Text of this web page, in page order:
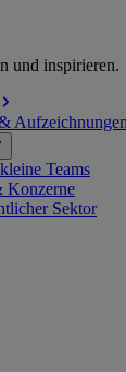
und inspirieren.
Aufzeichnungen
Teams
Konzerne
Sektor